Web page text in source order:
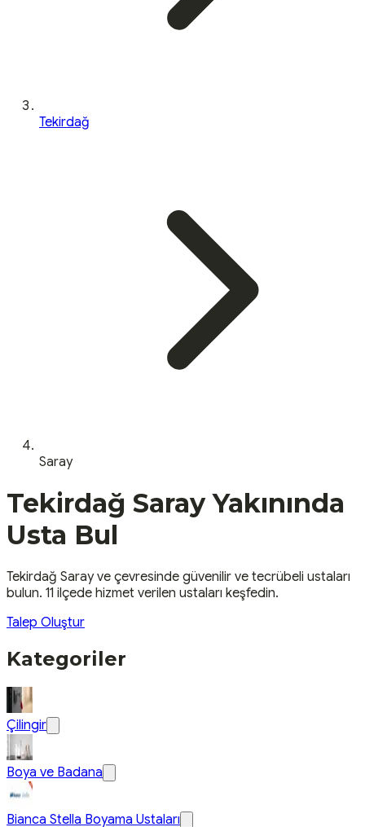
Tekirdağ
Saray
Tekirdağ SarayYakınında
Usta Bul
Tekirdağ Sarayve çevresinde güvenilir ve tecrübeli ustaları
bulun. 11 ilçede hizmet verilen ustaları keşfedin.
Talep Oluştur
Kategoriler
Çilingir
Boya ve Badana
Bianca Stella Boyama Ustaları